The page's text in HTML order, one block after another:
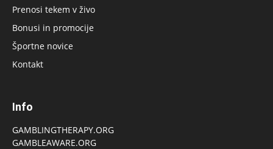
Prenosi tekem v živo
Bonusi in promocije
Športne novice
Kontakt
Info
GAMBLINGTHERAPY.ORG
GAMBLEAWARE.ORG